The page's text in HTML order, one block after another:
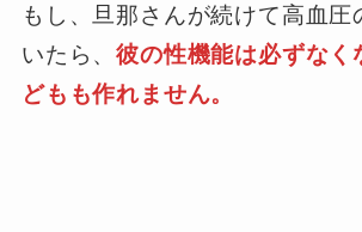
もし、旦那さんが続けて高血圧
いたら、彼の性機能は必ずなく
どもも作れません。